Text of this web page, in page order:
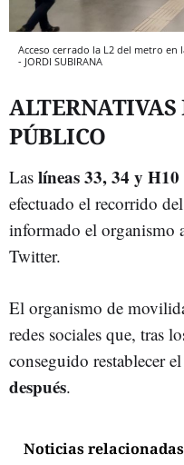
Acceso cerrado la L2 del metro en
- JORDI SUBIRANA
ALTERNATIVAS
PÚBLICO
Las líneas 33, 34 y
efectuado el recorrido
informado el organismo
Twitter.
El organismo de
redes sociales que, tras
conseguido restablecer
después.
Noticias relacionadas